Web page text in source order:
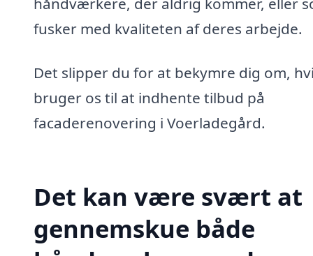
fusker med kvaliteten af deres arbejde.
Det slipper du for at bekymre dig om,
bruger os til at indhente tilbud på
facaderenovering i Voerladegård.
Det kan være svært at
gennemskue både